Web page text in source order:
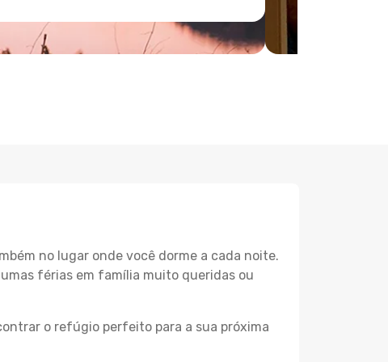
no lugar onde você dorme a cada noite.
férias em família muito queridas ou
o refúgio perfeito para a sua próxima